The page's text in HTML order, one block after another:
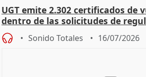
UGT emite 2.302 certificados de
dentro de las solicitudes de
Sonido Totales 16/07/2026